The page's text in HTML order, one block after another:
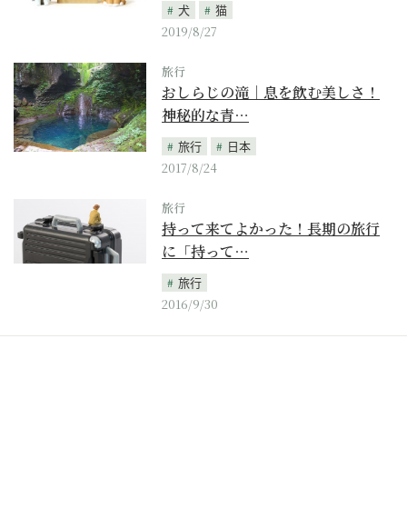
犬
猫
2019/8/27
旅行
おしらじの滝｜息を飲む美しさ！
神秘的な青…
旅行
日本
2017/8/24
旅行
持って来てよかった！長期の旅行
に「持って…
旅行
2016/9/30